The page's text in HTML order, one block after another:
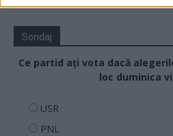
Sondaj
Ce partid ați vota dacă
loc duminica
USR
PNL